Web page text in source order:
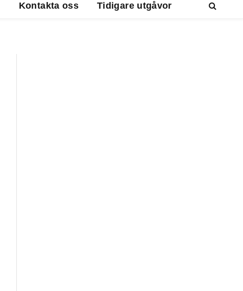
Kontakta oss Tidigare utgåvor